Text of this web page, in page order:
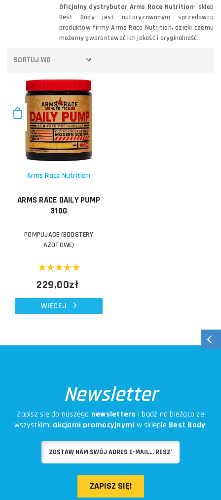
Oficjalny dystrybutor Arms Race Nutrition- sklep
Best Body jest autoryzowanym sprzedawcą
produktów firmy Arms Race Nutrition, dzięki czemu
możemy gwarantować ich jakość i oryginalność.
SORTUJ WG
Arms Race Nutrition
ARMS RACE DAILY PUMP
310G
POMPUJĄCE (BOOSTERY
AZOTOWE)
229,00zł
WIĘCEJ
Newsletter
Zapisz się do naszego newslettera i bądź na bieżąco ze
wszystkimi akcjami promocyjnymi w sklepie Best Body!
ZAPISZ SIĘ!